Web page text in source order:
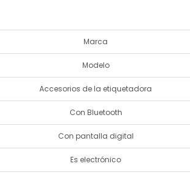
Marca
Modelo
Accesorios de la etiquetadora
Con Bluetooth
Con pantalla digital
Es electrónico